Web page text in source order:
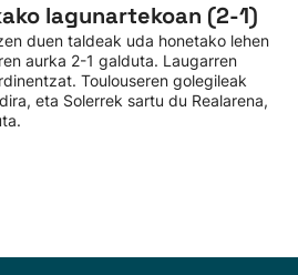
lagunartekoan (2-1)
duen taldeak uda honetako lehen
aurka 2-1 galduta. Laugarren
Toulouseren golegileak
eta Solerrek sartu du Realarena,